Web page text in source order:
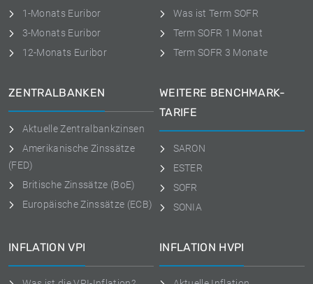
1-Monats Euribor
3-Monats Euribor
12-Monats Euribor
Was ist Term SOFR
Term SOFR 1 Monat
Term SOFR 3 Monate
ZENTRALBANKEN
Aktuelle Zentralbankzinsen
Amerikanische Zinssätze
(FED)
Britische Zinssätze (BoE)
Europäische Zinssätze (ECB)
WEITERE BENCHMARK-
TARIFE
SARON
ESTER
SOFR
SONIA
INFLATION VPI INFLATION HVPI